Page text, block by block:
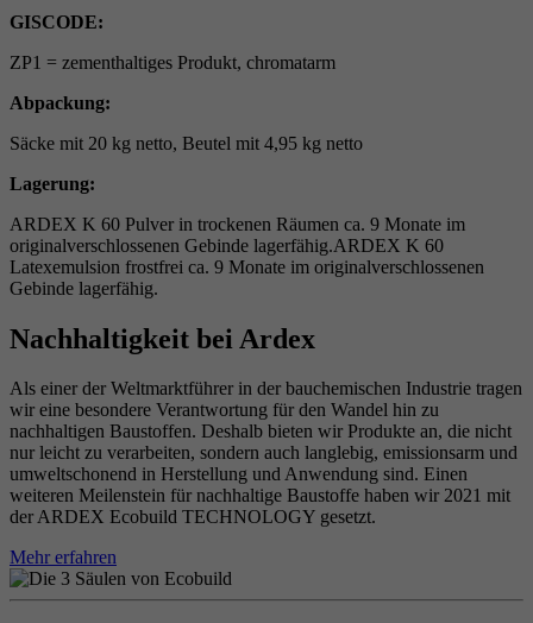
GISCODE:
ZP1 = zementhaltiges Produkt, chromatarm
Abpackung:
Säcke mit 20 kg netto, Beutel mit 4,95 kg netto
Lagerung:
ARDEX K 60 Pulver in trockenen Räumen ca. 9 Monate im
originalverschlossenen Gebinde lagerfähig.ARDEX K 60
Latexemulsion frostfrei ca. 9 Monate im originalverschlossenen
Gebinde lagerfähig.
Nachhaltigkeit bei Ardex
Als einer der Weltmarktführer in der bauchemischen Industrie tragen
wir eine besondere Verantwortung für den Wandel hin zu
nachhaltigen Baustoffen. Deshalb bieten wir Produkte an, die nicht
nur leicht zu verarbeiten, sondern auch langlebig, emissionsarm und
umweltschonend in Herstellung und Anwendung sind. Einen
weiteren Meilenstein für nachhaltige Baustoffe haben wir 2021 mit
der ARDEX Ecobuild TECHNOLOGY gesetzt.
Mehr erfahren